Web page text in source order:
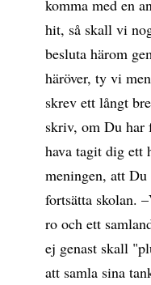
komma med en
hit, så skall vi
besluta härom
häröver, ty vi
skrev ett långt
skriv, om Du har
hava tagit dig ett
meningen, att
fortsätta skolan.
ro och ett
ej genast skall
att samla sina